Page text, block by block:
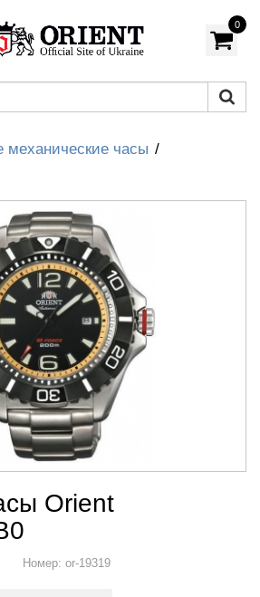
0
механические часы
Orient
Номер: or-19319